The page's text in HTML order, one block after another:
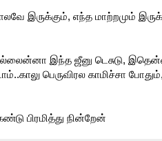
இருக்கும், எந்த மாற்றமும்
இந்த ஜீனு டெசுடு,
பெருவிரல காமிச்சா போதும்,
பிரமித்து நின்றேன்